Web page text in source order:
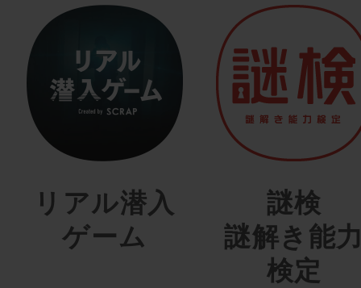
リアル潜入
ゲーム
謎検
謎解き能
検定